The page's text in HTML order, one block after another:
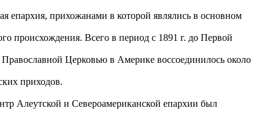
епархия, прихожанами в которой являлись в основном
происхождения. Всего в период с 1891 г. до Первой
Церковью в Америке воссоединилось около
приходов.
Алеутской и Североамериканской епархии был